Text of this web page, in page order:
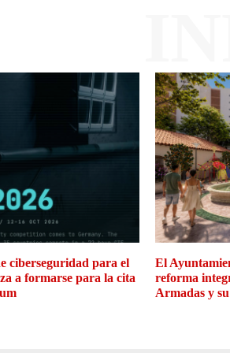
ciberseguridad para el
a formarse para la cita
El
reforma
Armadas y